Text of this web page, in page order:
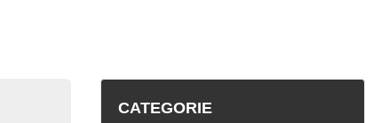
CATEGORIE